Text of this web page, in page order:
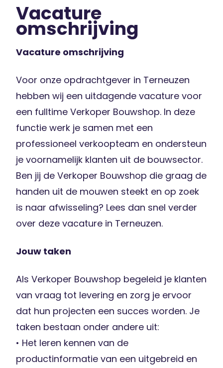
Vacature
omschrijving
Vacature omschrijving
Voor onze opdrachtgever in Terneuzen
hebben wij een uitdagende vacature voor
een fulltime Verkoper Bouwshop. In deze
functie werk je samen met een
professioneel verkoopteam en ondersteun
je voornamelijk klanten uit de bouwsector.
Ben jij de Verkoper Bouwshop die graag de
handen uit de mouwen steekt en op zoek
is naar afwisseling? Lees dan snel verder
over deze vacature in Terneuzen.
Jouw taken
Als Verkoper Bouwshop begeleid je klanten
van vraag tot levering en zorg je ervoor
dat hun projecten een succes worden. Je
taken bestaan onder andere uit:
• Het leren kennen van de
productinformatie van een uitgebreid en